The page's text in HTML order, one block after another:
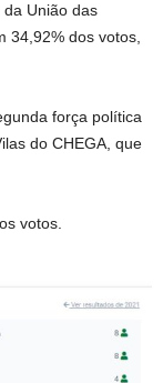
da União das
34,92% dos votos,
força política
do CHEGA, que
votos.